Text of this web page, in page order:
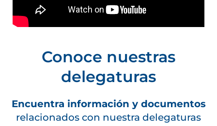
Conoce nuestras
delegaturas
Encuentra información y documentos
relacionados con nuestra delegaturas